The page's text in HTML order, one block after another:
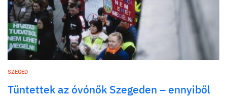
SZEGED
Tüntettek az óvónők Szegeden – ennyiből